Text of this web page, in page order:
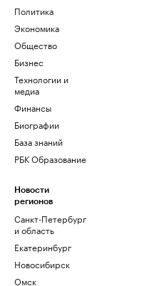
Политика
Экономика
Общество
Бизнес
Технологии и
медиа
Финансы
Биографии
База знаний
РБК Образование
Новости
регионов
Санкт-Петербург
и область
Екатеринбург
Новосибирск
Омск